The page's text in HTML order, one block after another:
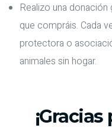
Realizo una
que compráis. Cada
protectora o
animales sin hogar.